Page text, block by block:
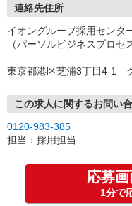
WEB応募の方へは、メー
で、
ご希望の面接日時を選択く
※電話応募の方は、応募時
す！
【4】面接
履歴書の内容に沿ってお
マスク着用OK◎
お仕事内容の説明、シフト
連絡先住所
イオングループ採用センタ
（パーソルビジネスプロセ
東京都港区芝浦3丁目4-1
この求人に関するお問い
0120-983-385
担当：採用担当
応募
1分で